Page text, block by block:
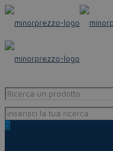
0